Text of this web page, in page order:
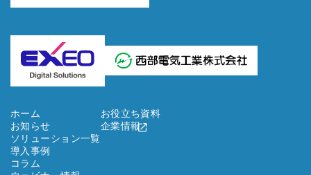
ホーム
お知らせ
ソリューション一覧
導入事例
コラム
お役立ち資料
企業情報